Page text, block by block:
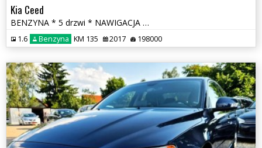
Kia Ceed
BENZYNA * 5 drzwi * NAWIGACJA * KAMERA * super * okazja * polecamy
1.6 Benzyna KM 135 2017 198000